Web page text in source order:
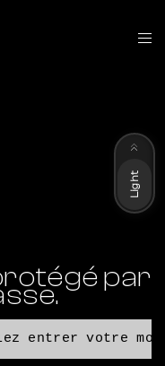
par
entrer votre mot
Light
Dark